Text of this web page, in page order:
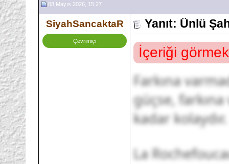
08 Mayıs 2026, 15:27
SiyahSancaktaR
Çevrimiçi
Yanıt: Ünlü
İçeriği
Farkına
güçse,
kadar kolaydır.
La